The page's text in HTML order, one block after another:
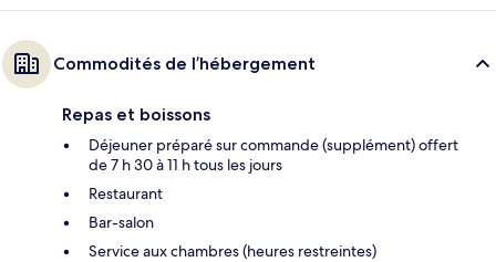
Commodités de l’hébergement
Repas et boissons
Déjeuner préparé sur commande (supplément) offert
de 7 h 30 à 11 h tous les jours
Restaurant
Bar-salon
Service aux chambres (heures restreintes)